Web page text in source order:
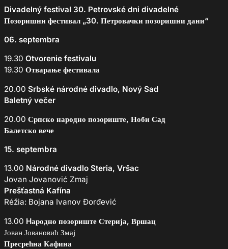
Divadelný festival 30. Petrovské dni divadelné
Позоришни фестивал „30. Петровачки позоришни дани“
06. septembra
19.30 Otvorenie festivalu
19.30 Отварање фестивала
20.00 Srbské národné divadlo, Nový Sad
Baletný večer
20.00 Српско народно позориште, Ноби Сад
Балетско вече
15. septembra
13.00 Národné divadlo Steria, Vršac
Jovan Jovanović Zmaj
Prešťastná Kafína
Réžia: Bojana Ivanov Đorđević
13.00 Hародно позориште Стерија, Вршац
Јован Јовановић Змај
Пресрећна Кафина